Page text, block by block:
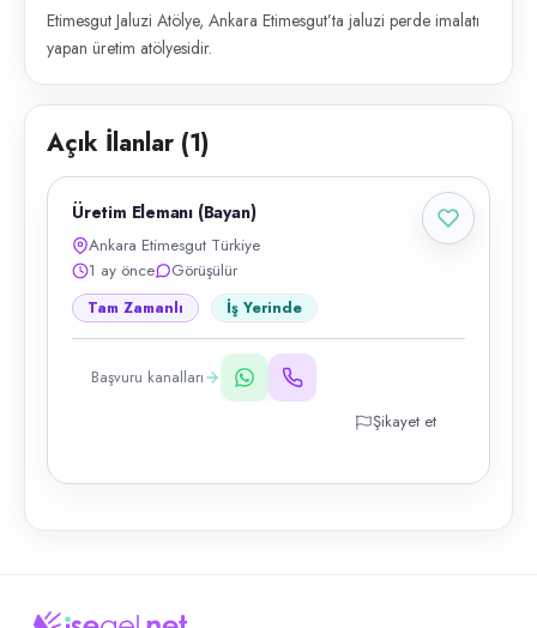
Etimesgut Jaluzi Atölye, Ankara Etimesgut’ta jaluzi perde imalatı
yapan üretim atölyesidir.
Açık İlanlar (1)
Üretim Elemanı (Bayan)
Ankara Etimesgut Türkiye
1 ay önce
Görüşülür
Tam Zamanlı İş Yerinde
Başvuru kanalları
Şikayet et